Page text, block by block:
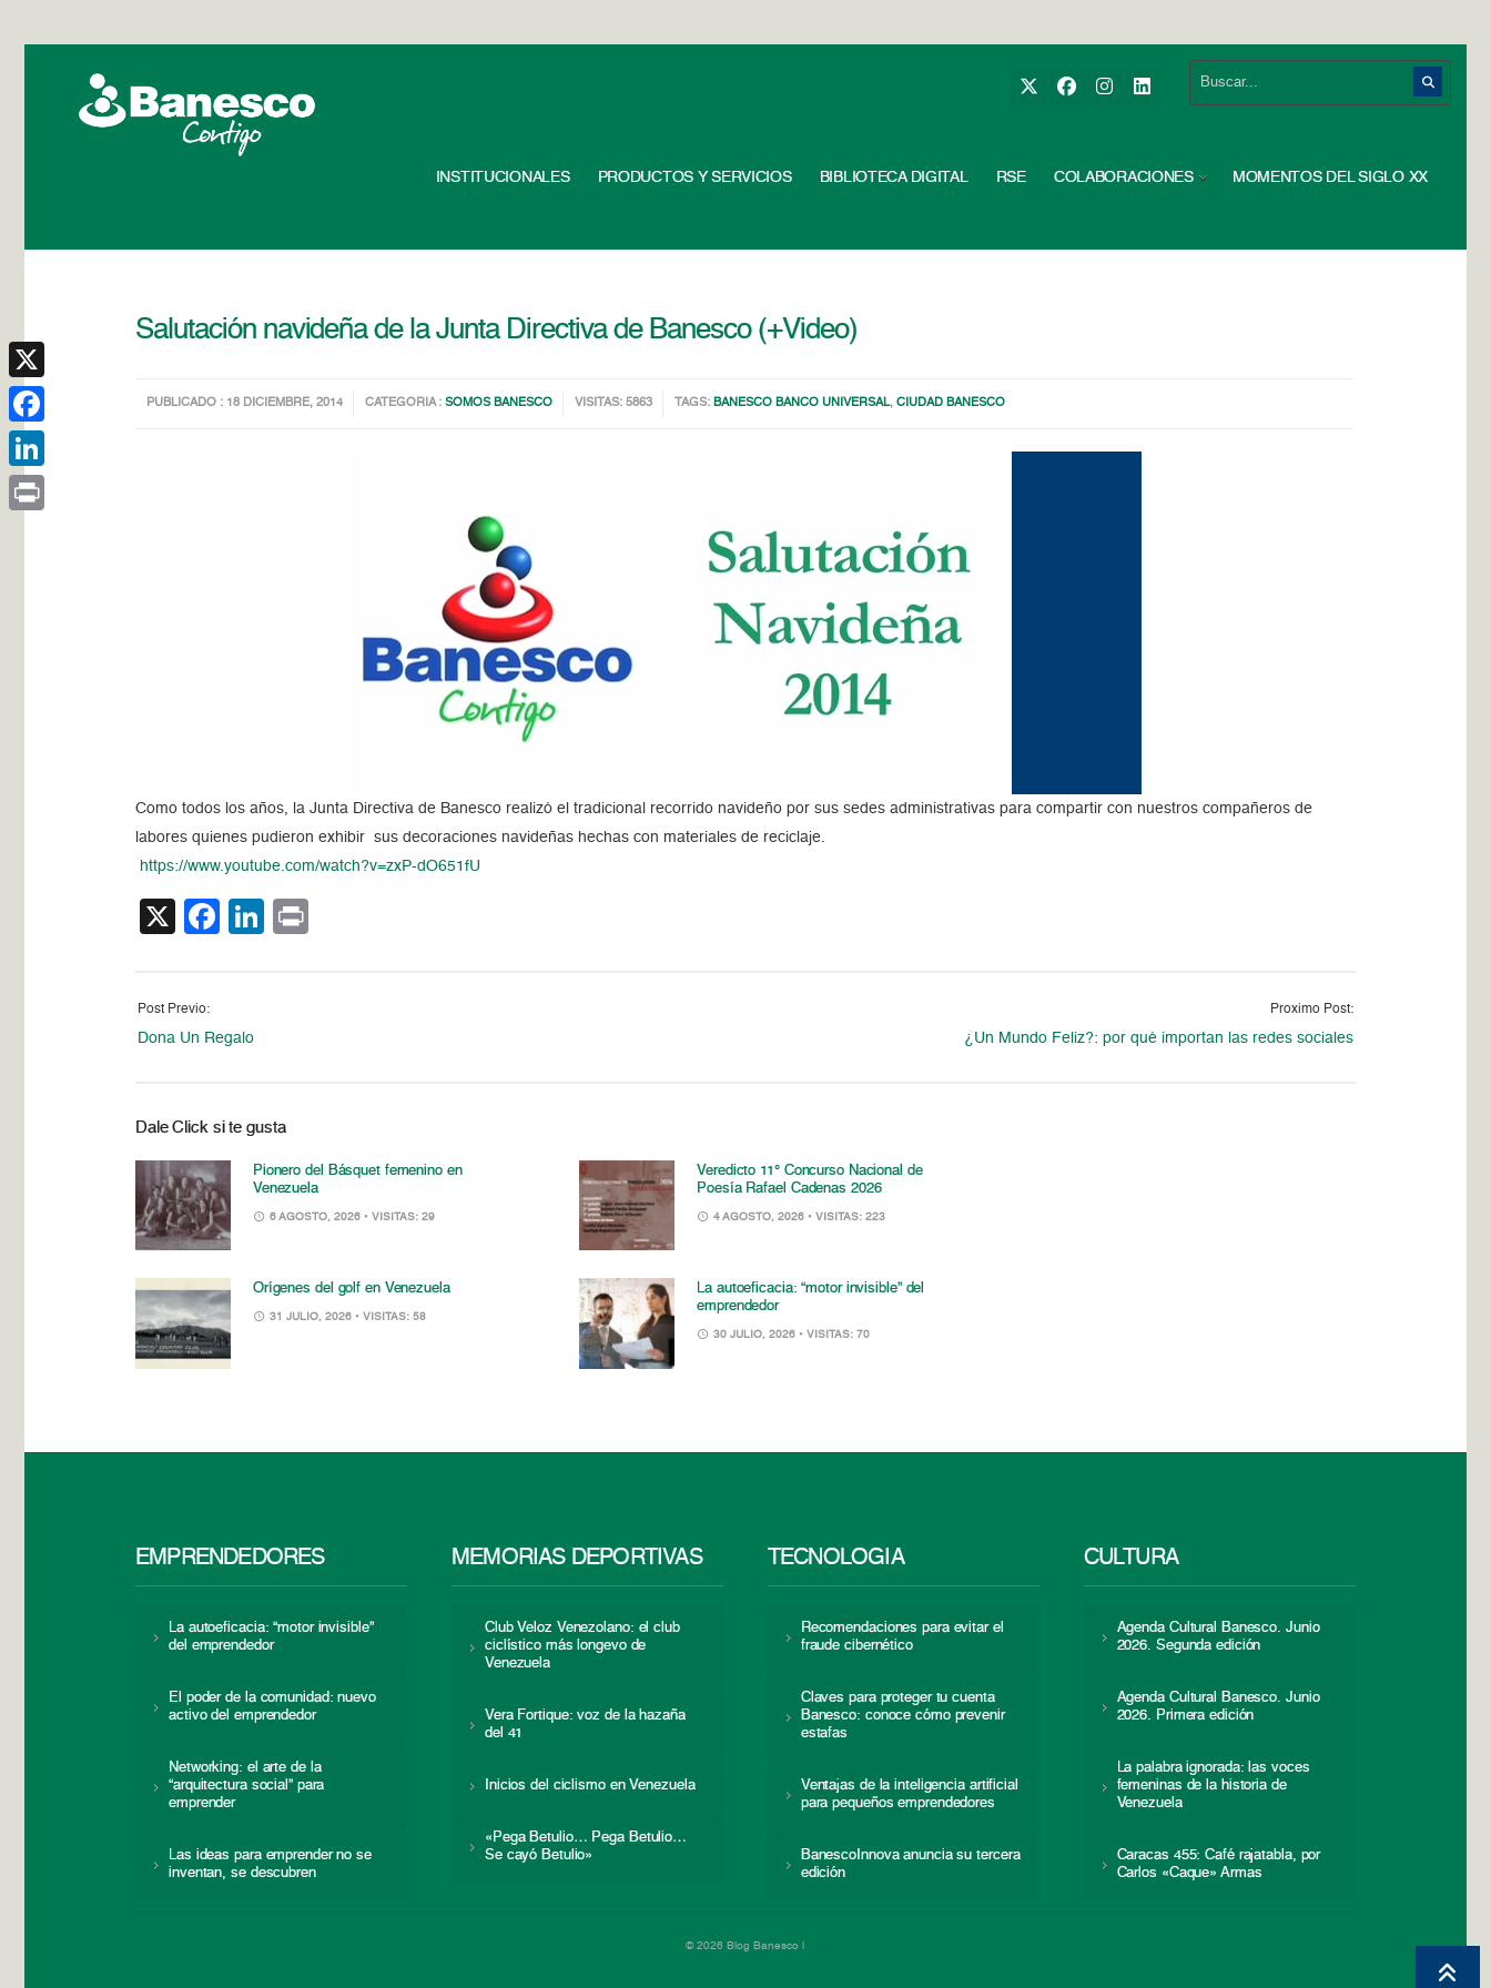
INSTITUCIONALES PRODUCTOS Y SERVICIOS BIBLIOTECA DIGITAL RSE COLABORACIONES MOMENTOS DEL SIGLO XX
Salutación navideña de la Junta Directiva de Banesco (+Video)
PUBLICADO : 18 DICIEMBRE, 2014 CATEGORIA :SOMOS BANESCO VISITAS: 5863 TAGS: BANESCO BANCO UNIVERSAL,CIUDAD BANESCO
Como todos los años, la Junta Directiva de Banesco realizó el tradicional recorrido navideño por sus sedes administrativas para compartir con nuestros compañeros de
labores quienes pudieron exhibir sus decoraciones navideñas hechas con materiales de reciclaje.
https://www.youtube.com/watch?v=zxP-dO651fU
X Facebook
LinkedIn
Post Previo:
Dona Un Regalo
Proximo Post:
¿Un Mundo Feliz?: por qué importan las redes sociales
Dale Click si te gusta
Pionero del Básquet femenino en
Venezuela
6 AGOSTO, 2026 • VISITAS: 29
Veredicto 11° Concurso Nacional de
Poesía Rafael Cadenas 2026
4 AGOSTO, 2026 • VISITAS: 223
Orígenes del golf en Venezuela
31 JULIO, 2026 • VISITAS: 58
La autoeficacia: “motor invisible” del
emprendedor
30 JULIO, 2026 • VISITAS: 70
EMPRENDEDORES
La autoeficacia: “motor invisible”
del emprendedor
El poder de la comunidad: nuevo
activo del emprendedor
Networking: el arte de la
“arquitectura social” para
emprender
Las ideas para emprender no se
inventan, se descubren
MEMORIAS DEPORTIVAS
Club Veloz Venezolano: el club
ciclístico más longevo de
Venezuela
Vera Fortique: voz de la hazaña
del 41
Inicios del ciclismo en Venezuela
«Pega Betulio… Pega Betulio…
Se cayó Betulio»
TECNOLOGÍA
Recomendaciones para evitar el
fraude cibernético
Claves para proteger tu cuenta
Banesco: conoce cómo prevenir
estafas
Ventajas de la inteligencia artificial
para pequeños emprendedores
BanescoInnova anuncia su tercera
edición
CULTURA
Agenda Cultural Banesco. Junio
2026. Segunda edición
Agenda Cultural Banesco. Junio
2026. Primera edición
La palabra ignorada: las voces
femeninas de la historia de
Venezuela
Caracas 455: Café rajatabla, por
Carlos «Caque» Armas
© 2026 Blog Banesco |
X
Facebook
LinkedIn